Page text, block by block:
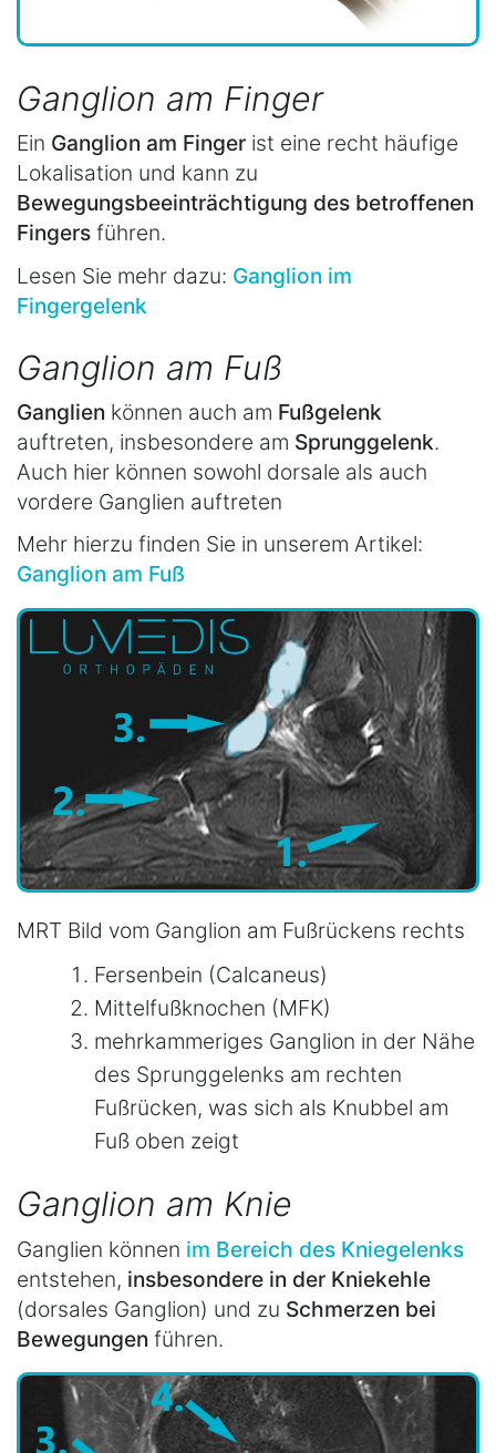
Ganglion am Finger
Ein Ganglion am Finger ist eine recht häufige
Lokalisation und kann zu
Bewegungsbeeinträchtigung des betroffenen
Fingers führen.
Lesen Sie mehr dazu: Ganglion im
Fingergelenk
Ganglion am Fuß
Ganglien können auch am Fußgelenk
auftreten, insbesondere am Sprunggelenk.
Auch hier können sowohl dorsale als auch
vordere Ganglien auftreten
Mehr hierzu finden Sie in unserem Artikel:
Ganglion am Fuß
MRT Bild vom Ganglion am Fußrückens rechts
Fersenbein (Calcaneus)
Mittelfußknochen (MFK)
mehrkammeriges Ganglion in der Nähe
des Sprunggelenks am rechten
Fußrücken, was sich als Knubbel am
Fuß oben zeigt
Ganglion am Knie
Ganglien können im Bereich des Kniegelenks
entstehen, insbesondere in der Kniekehle
(dorsales Ganglion) und zu Schmerzen bei
Bewegungen führen.